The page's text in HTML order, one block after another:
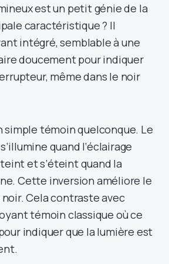
est un petit génie de la
caractéristique ? Il
intégré, semblable à une
doucement pour indiquer
même dans le noir
simple témoin quelconque. Le
quand l’éclairage
et s’éteint quand la
Cette inversion améliore le
Cela contraste avec
témoin classique où ce
indiquer que la lumière est